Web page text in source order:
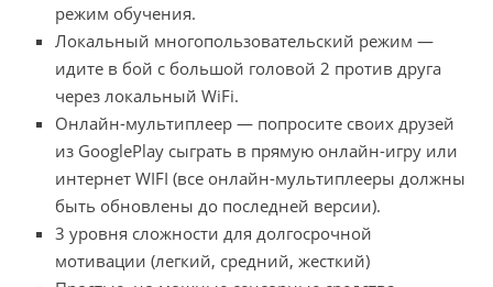
режим обучения.
Локальный многопользовательский режим —
идите в бой с большой головой 2 против друга
через локальный WiFi.
Онлайн-мультиплеер — попросите своих друзей
из GooglePlay сыграть в прямую онлайн-игру или
интернет WIFI (все онлайн-мультиплееры должны
быть обновлены до последней версии).
3 уровня сложности для долгосрочной
мотивации (легкий, средний, жесткий)